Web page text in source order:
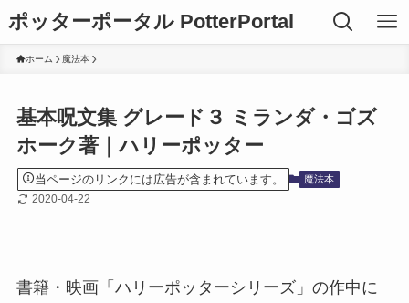
ポッターポータル PotterPortal
ホーム 魔法本
基本呪文集 グレード３ ミランダ・ゴズ
ホーク著｜ハリーポッター
当ページのリンクには広告が含まれています。 魔法本
2020-04-22
書籍・映画「ハリーポッターシリーズ」の作中に